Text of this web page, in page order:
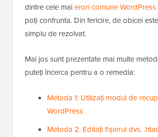
dintre cele maierori comune WordPress
poți confrunta. Din fericire, de obicei
simplu de rezolvat.
Mai jos sunt prezentate mai multe
puteți încerca pentru a o remedia:
Metoda 1: Utilizați modul de
WordPress
Metoda 2: Editați fișierul dvs.